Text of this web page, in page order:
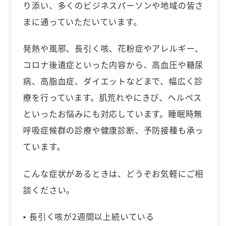
り添い、多くのビジネスパーソンや地域の皆さ
まに通っていただいています。
発熱や風邪、長引く咳、花粉症やアレルギー、
コロナ後遺症といった内容から、高血圧や糖尿
病、高脂血症、ダイエットなどまで、幅広く診
療を行っています。肌荒れやにきび、ヘルペス
といったお悩みにも対応しています。睡眠時無
呼吸症候群の診療や健康診断、予防接種も承っ
ています。
こんな症状があるときは、どうぞお気軽にご相
談ください。
• 長引く咳が2週間以上続いている